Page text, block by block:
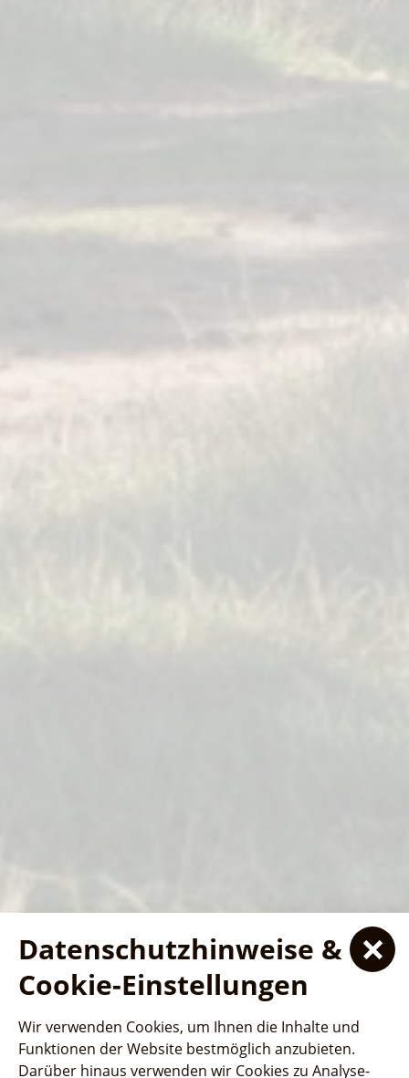
Schiffstouren
Jede Fahrt bietet atemberaubende Aussichten und
interessante Einblicke in die lokale Geschichte und
Ferienhaus- und
Campingpark "Ludwig
Leichhardt"
Ferienhaus- und
Campingpark "Ludwig
Leichhardt"
SeeSauna
Wellness und Entspannung auf dem
Schiffstouren
Jede Fahrt bietet atemberaubende Aussichten und
interessante Einblicke in die lokale Geschichte und
Ferienhaus- und
Campingpark "Ludwig
Leichhardt"
Datenschutzhinweise &
Cookie-Einstellungen
Wir verwenden Cookies, um Ihnen die Inhalte und
Funktionen der Website bestmöglich anzubieten.
Darüber hinaus verwenden wir Cookies zu Analyse-